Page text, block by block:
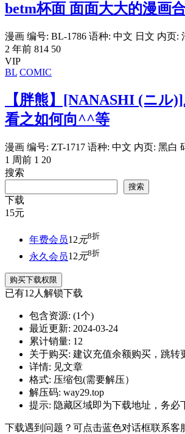
betm杯面 面面大大的漫画
漫画 编号: BL-1786 语种: 中文 日文 内页:
2 年前 814 50
VIP
BL COMIC
【胖熊】[NANASHI (ニル
看之如何向^^等
漫画 编号: ZT-1717 语种: 中文 内页: 黑白
1 周前 1 20
搜索
搜索
下载
15元
年费会员12 元8折
永久会员12元8折
购买下载权限
已有12人解锁下载
包含资源: (1个)
最近更新: 2024-03-24
累计销量: 12
关于购买: 建议充值余额购买，跳转
详情: 见文章
格式: 压缩包(需要解压）
解压码: way29.top
提示: 隐藏区域即为下载地址，务必
下载遇到问题？可点击蓝色对话框联系客